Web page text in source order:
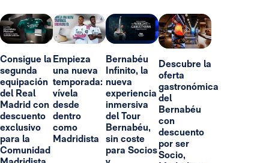
Consigue la
segunda
equipación
del Real
Madrid con
descuento
exclusivo
para la
Comunidad
Empieza
una nueva
temporada:
vívela
desde
dentro
como
Madridista
Bernabéu
Infinito, la
nueva
experiencia
inmersiva
del Tour
Bernabéu,
sin coste
para Socios
Descubre la
oferta
gastronómica
del
Bernabéu
con
descuento
por ser
Socio,